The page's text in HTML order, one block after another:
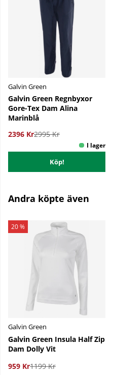
Galvin Green
Galvin Green Regnbyxor
Gore-Tex Dam Alina
Marinblå
2396 Kr2995 Kr
Köp!
Andra köpte även
20 %
Galvin Green
Galvin Green Insula Half Zip
Dam Dolly Vit
959 Kr1199 Kr